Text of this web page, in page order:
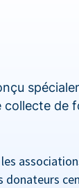
collecte de
donateurs